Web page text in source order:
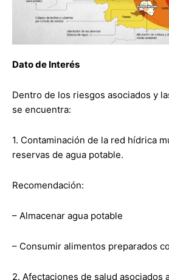
Dato de Interés
Dentro de los riesgos asociados y
se encuentra:
1. Contaminación de la red hídrica
reservas de agua potable.
Recomendación:
– Almacenar agua potable
– Consumir alimentos preparados
2. Afectaciones de salud asociados